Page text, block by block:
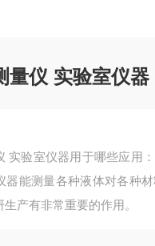
接触角测量仪 实验室仪器
的
器能测量各种液体对各种
产有非常重要的作用。